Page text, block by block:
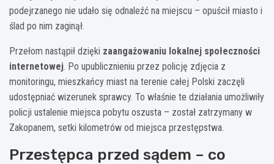
podejrzanego nie udało się odnaleźć na miejscu – opuścił miasto i
ślad po nim zaginął.
Przełom nastąpił dzięki zaangażowaniu lokalnej społeczności
internetowej. Po upublicznieniu przez policję zdjęcia z
monitoringu, mieszkańcy miast na terenie całej Polski zaczęli
udostępniać wizerunek sprawcy. To właśnie te działania umożliwiły
policji ustalenie miejsca pobytu oszusta – został zatrzymany w
Zakopanem, setki kilometrów od miejsca przestępstwa.
Przestępca przed sądem – co